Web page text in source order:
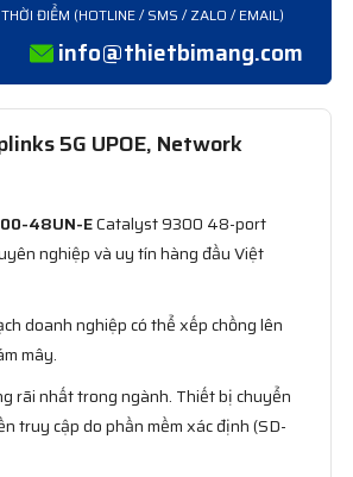
ĐIỂM (HOTLINE / SMS / ZALO / EMAIL)
info@thietbimang.com
5G UPOE, Network
48UN-ECatalyst 9300 48-port
nghiệp và uy tín hàng đầu Việt
doanh nghiệp có thể xếp chồng lên
mây.
rãi nhất trong ngành. Thiết bị chuyển
truy cập do phần mềm xác định (SD-